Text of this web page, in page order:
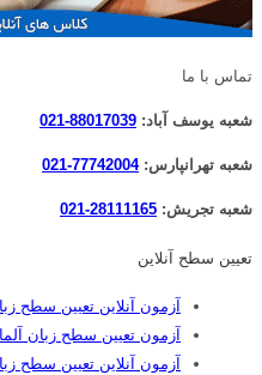
تماس با ما
شعبه یوسف آباد: 88017039-021
شعبه تهرانپارس:77742004-021
شعبه تجریش: 28111165-021
تعیین سطح آنلاین
آزمون آنلاین تعیین سطح
آزمون تعیین سطح زبان
آزمون آنلاین تعیین سطح